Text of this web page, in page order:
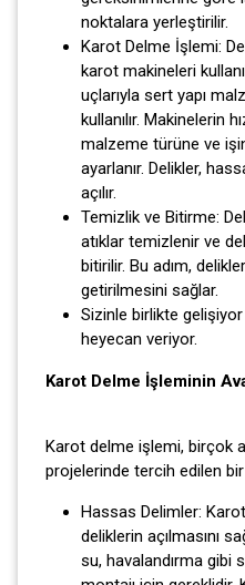
noktalara yerleştirilir.
Karot Delme İşlemi:
karot makineleri
uçlarıyla sert yapı
kullanılır. Makinelerin
malzeme türüne ve
ayarlanır. Delikler,
açılır.
Temizlik ve Bitirme:
atıklar temizlenir ve
bitirilir. Bu adım,
getirilmesini sağlar.
Sizinle birlikte
heyecan veriyor.
Karot Delme İşleminin
Karot delme işlemi, birçok
projelerinde tercih edilen
Hassas Delimler:
deliklerin açılmasını
su, havalandırma gibi